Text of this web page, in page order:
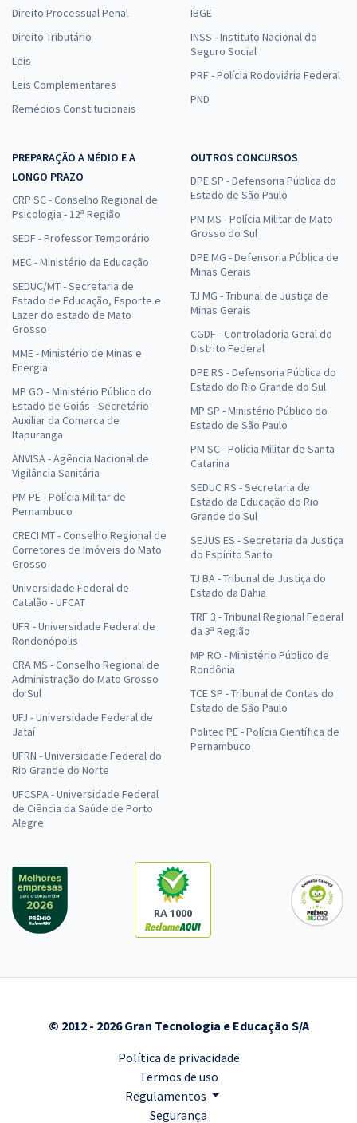
Direito Processual Penal
Direito Tributário
Leis
Leis Complementares
Remédios Constitucionais
IBGE
INSS - Instituto Nacional do
Seguro Social
PRF - Polícia Rodoviária Federal
PND
PREPARAÇÃO A MÉDIO E A
LONGO PRAZO
CRP SC - Conselho Regional de
Psicologia - 12ª Região
SEDF - Professor Temporário
MEC - Ministério da Educação
SEDUC/MT - Secretaria de
Estado de Educação, Esporte e
Lazer do estado de Mato
Grosso
MME - Ministério de Minas e
Energia
MP GO - Ministério Público do
Estado de Goiás - Secretário
Auxiliar da Comarca de
Itapuranga
ANVISA - Agência Nacional de
Vigilância Sanitária
PM PE - Polícia Militar de
Pernambuco
CRECI MT - Conselho Regional de
Corretores de Imóveis do Mato
Grosso
Universidade Federal de
Catalão - UFCAT
UFR - Universidade Federal de
Rondonópolis
CRA MS - Conselho Regional de
Administração do Mato Grosso
do Sul
UFJ - Universidade Federal de
Jataí
UFRN - Universidade Federal do
Rio Grande do Norte
UFCSPA - Universidade Federal
de Ciência da Saúde de Porto
Alegre
OUTROS CONCURSOS
DPE SP - Defensoria Pública do
Estado de São Paulo
PM MS - Polícia Militar de Mato
Grosso do Sul
DPE MG - Defensoria Pública de
Minas Gerais
TJ MG - Tribunal de Justiça de
Minas Gerais
CGDF - Controladoria Geral do
Distrito Federal
DPE RS - Defensoria Pública do
Estado do Rio Grande do Sul
MP SP - Ministério Público do
Estado de São Paulo
PM SC - Polícia Militar de Santa
Catarina
SEDUC RS - Secretaria de
Estado da Educação do Rio
Grande do Sul
SEJUS ES - Secretaria da Justiça
do Espírito Santo
TJ BA - Tribunal de Justiça do
Estado da Bahia
TRF 3 - Tribunal Regional Federal
da 3ª Região
MP RO - Ministério Público de
Rondônia
TCE SP - Tribunal de Contas do
Estado de São Paulo
Politec PE - Polícia Científica de
Pernambuco
RA 1000
© 2012 - 2026 Gran Tecnologia e Educação S/A
Política de privacidade
Termos de uso
Regulamentos
Segurança